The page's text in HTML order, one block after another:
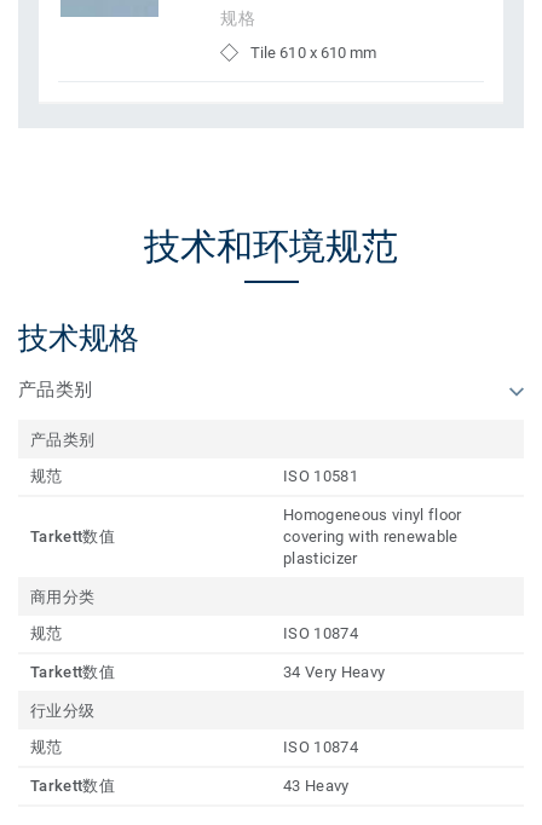
规格
Tile 610 x 610 mm
技术和环境规范
技术规格
产品类别
产品类别
规范
ISO 10581
Tarkett数值
Homogeneous vinyl floor
covering with renewable
plasticizer
商用分类
规范
ISO 10874
Tarkett数值 34 Very Heavy
行业分级
规范
ISO 10874
Tarkett数值 43 Heavy